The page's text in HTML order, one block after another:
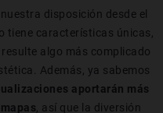
disposición desde el
tiene características únicas,
algo más complicado
Además, ya sabemos
aportarán más
, así que la diversión